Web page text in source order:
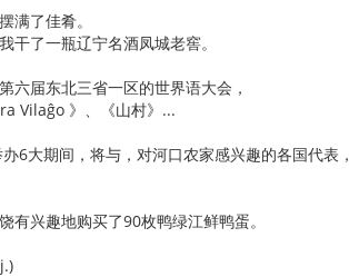
满了佳肴。
干了一瓶辽宁名酒凤城老窖。
六届东北三省一区的世界语大会，
Vilaĝo 》、《山村》...
6大期间，将与，对河口农家感兴趣的各国代表，
有兴趣地购买了90枚鸭绿江鲜鸭蛋。